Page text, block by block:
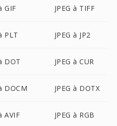
GIF JPEG à TIFF
PLT JPEG à JP2
DOT JPEG à CUR
DOCM JPEG à DOTX
AVIF JPEG à RGB